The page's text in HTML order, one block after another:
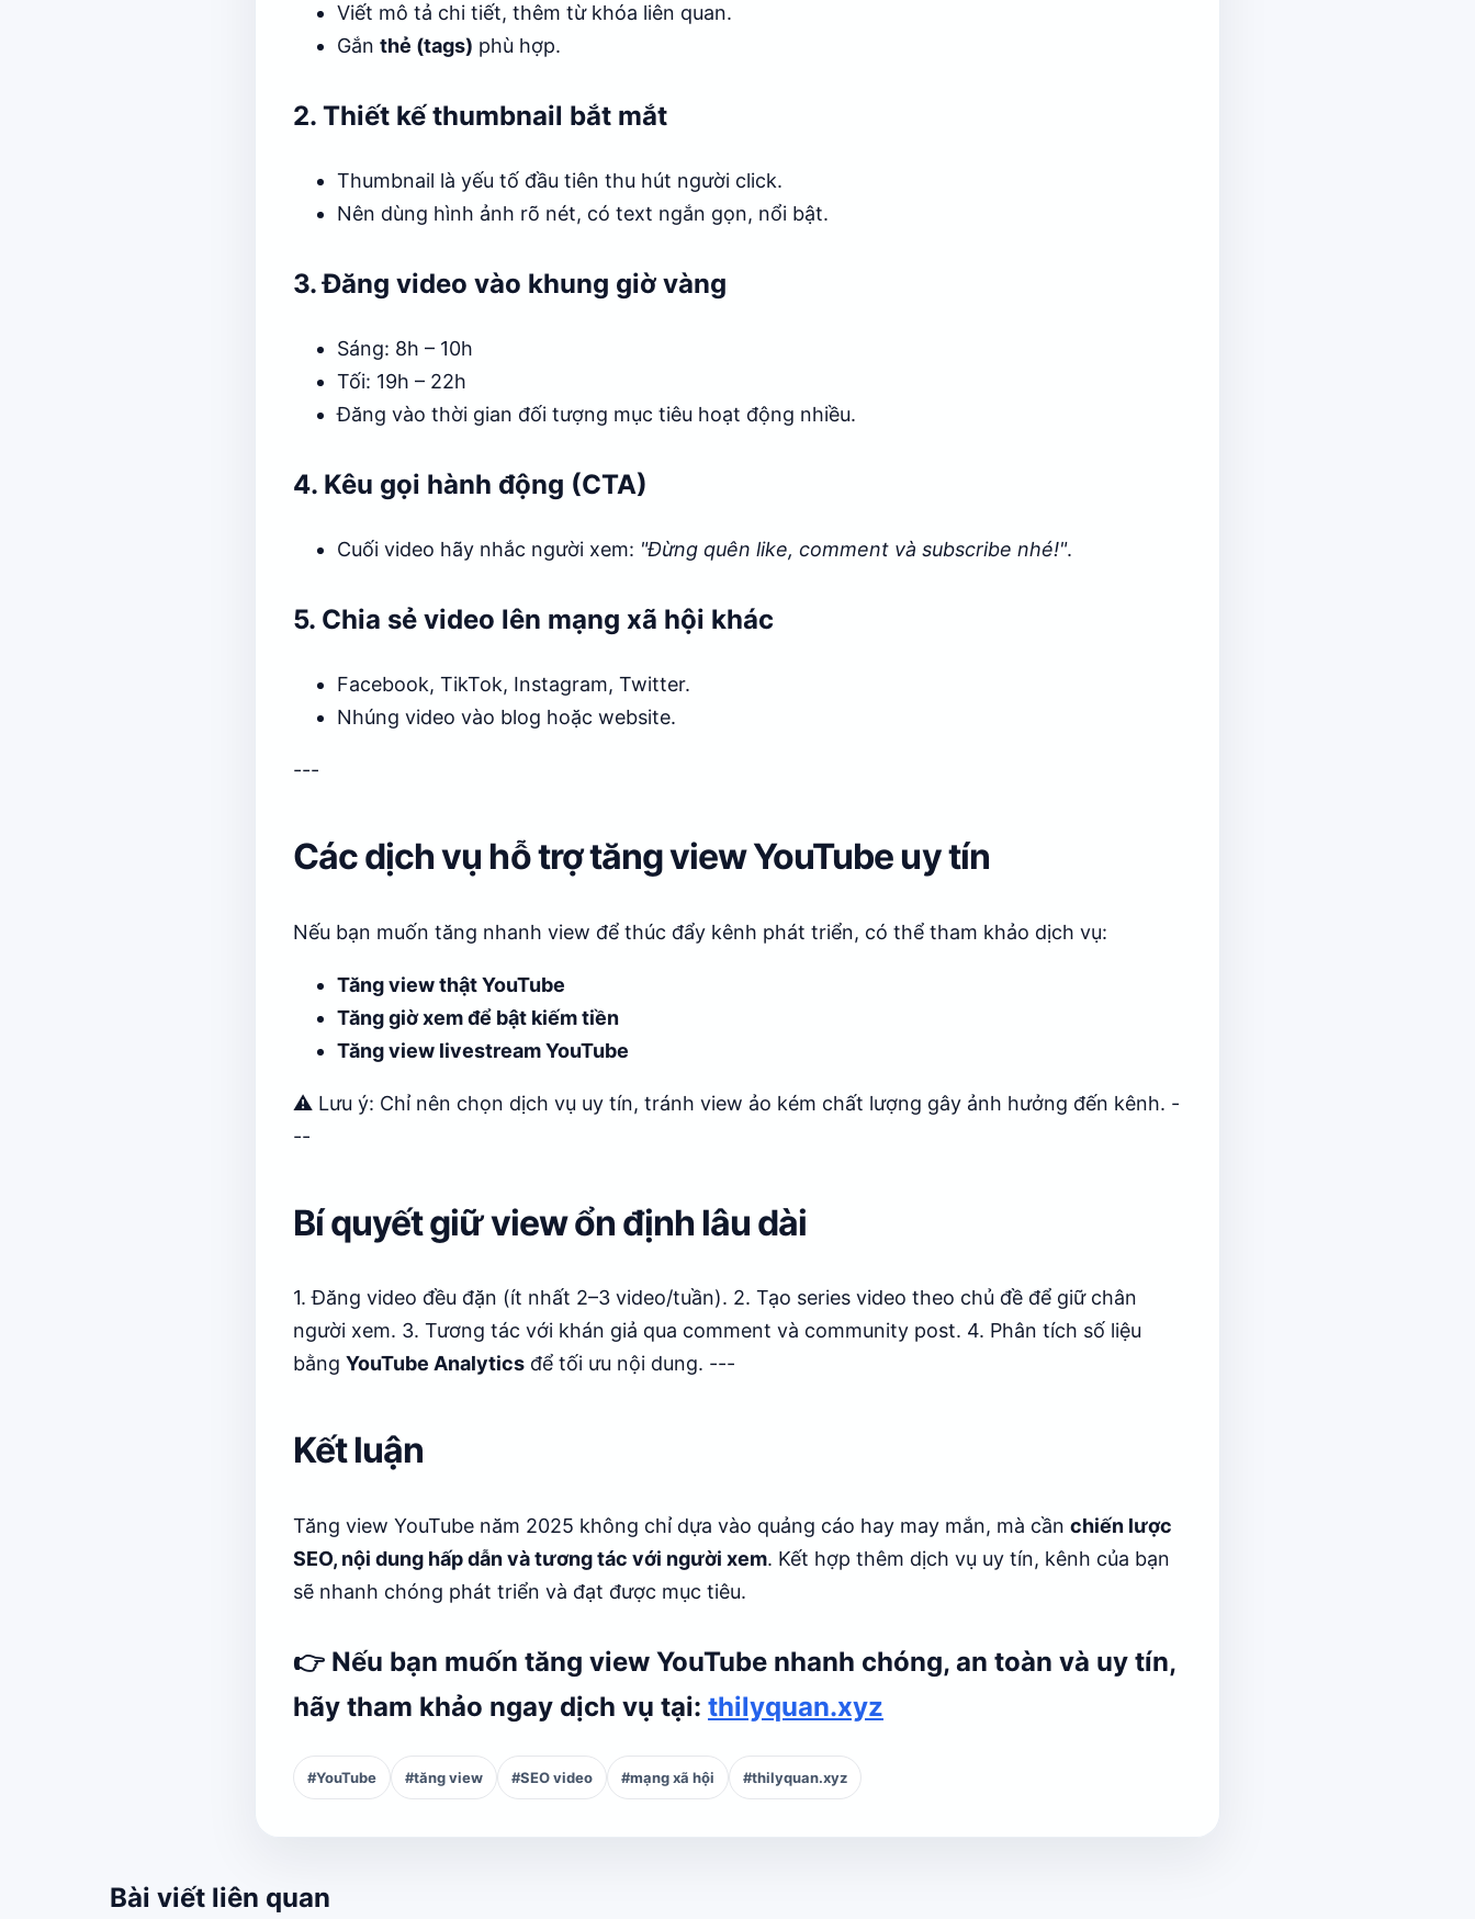
Viết mô tả chi tiết, thêm từ khóa liên quan.
Gắn thẻ (tags) phù hợp.
2. Thiết kế thumbnail bắt mắt
Thumbnail là yếu tố đầu tiên thu hút người click.
Nên dùng hình ảnh rõ nét, có text ngắn gọn, nổi bật.
3. Đăng video vào khung giờ vàng
Sáng: 8h – 10h
Tối: 19h – 22h
Đăng vào thời gian đối tượng mục tiêu hoạt động nhiều.
4. Kêu gọi hành động (CTA)
Cuối video hãy nhắc người xem: "Đừng quên like, comment và subscribe nhé!".
5. Chia sẻ video lên mạng xã hội khác
Facebook, TikTok, Instagram, Twitter.
Nhúng video vào blog hoặc website.
---
Các dịch vụ hỗ trợ tăng view YouTube uy tín
Nếu bạn muốn tăng nhanh view để thúc đẩy kênh phát triển, có thể tham khảo dịch vụ:
Tăng view thật YouTube
Tăng giờ xem để bật kiếm tiền
Tăng view livestream YouTube
⚠️ Lưu ý: Chỉ nên chọn dịch vụ uy tín, tránh view ảo kém chất lượng gây ảnh hưởng đến kênh. -
--
Bí quyết giữ view ổn định lâu dài
1. Đăng video đều đặn (ít nhất 2–3 video/tuần). 2. Tạo series video theo chủ đề để giữ chân
người xem. 3. Tương tác với khán giả qua comment và community post. 4. Phân tích số liệu
bằng YouTube Analytics để tối ưu nội dung. ---
Kết luận
Tăng view YouTube năm 2025 không chỉ dựa vào quảng cáo hay may mắn, mà cần chiến lược
SEO, nội dung hấp dẫn và tương tác với người xem. Kết hợp thêm dịch vụ uy tín, kênh của bạn
sẽ nhanh chóng phát triển và đạt được mục tiêu.
👉 Nếu bạn muốn tăng view YouTube nhanh chóng, an toàn và uy tín,
hãy tham khảo ngay dịch vụ tại: thilyquan.xyz
#YouTube #tăng view #SEO video #mạng xã hội #thilyquan.xyz
Bài viết liên quan